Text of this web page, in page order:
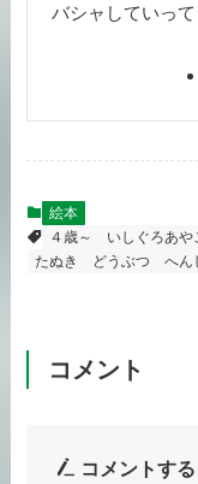
バシャしていって
絵本
４歳～
いしぐろあや
たぬき
どうぶつ へん
コメント
コメントする